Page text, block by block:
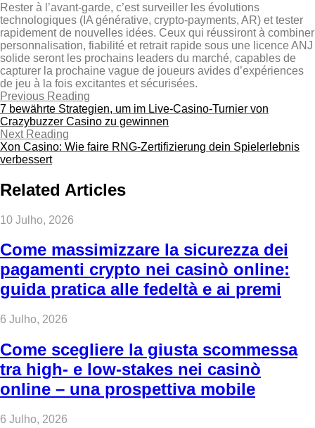
Rester à l’avant‑garde, c’est surveiller les évolutions
technologiques (IA générative, crypto‑payments, AR) et tester
rapidement de nouvelles idées. Ceux qui réussiront à combiner
personnalisation, fiabilité et retrait rapide sous une licence ANJ
solide seront les prochains leaders du marché, capables de
capturer la prochaine vague de joueurs avides d’expériences
de jeu à la fois excitantes et sécurisées.
Previous Reading
7 bewährte Strategien, um im Live‑Casino‑Turnier von
Crazybuzzer Casino zu gewinnen
Next Reading
Xon Casino: Wie faire RNG‑Zertifizierung dein Spielerlebnis
verbessert
Related Articles
10 Julho, 2026
Come massimizzare la sicurezza dei
pagamenti crypto nei casinò online:
guida pratica alle fedeltà e ai premi
6 Julho, 2026
Come scegliere la giusta scommessa
tra high‑ e low‑stakes nei casinò
online – una prospettiva mobile
6 Julho, 2026